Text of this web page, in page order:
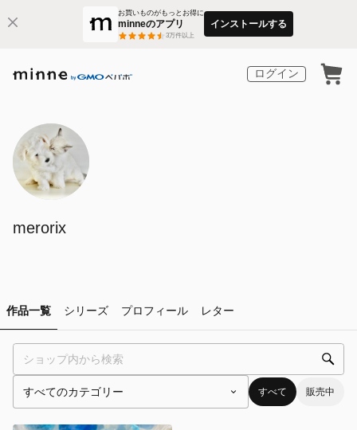
お買いものがもっとお得に
minneのアプリ
3万件以上
インストールする
ログイン
merorix
作品一覧 シリーズ プロフィール レター
すべて 販売中